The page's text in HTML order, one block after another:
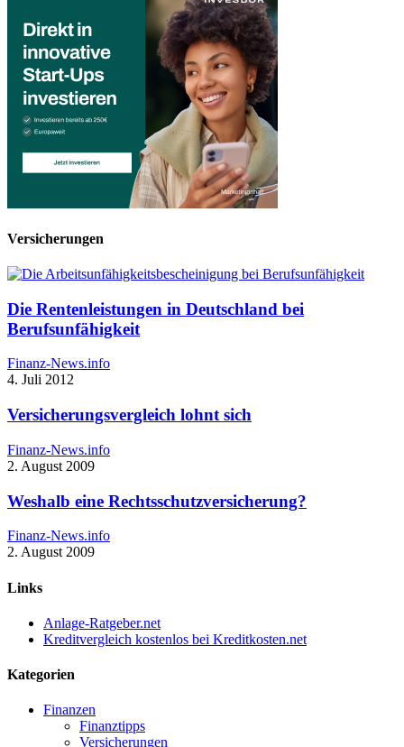
Versicherungen
Die Rentenleistungen in Deutschland bei
Berufsunfähigkeit
Finanz-News.info
4. Juli 2012
Versicherungsvergleich lohnt sich
Finanz-News.info
2. August 2009
Weshalb eine Rechtsschutzversicherung?
Finanz-News.info
2. August 2009
Links
Anlage-Ratgeber.net
Kreditvergleich kostenlos bei Kreditkosten.net
Kategorien
Finanzen
Finanztipps
Versicherungen